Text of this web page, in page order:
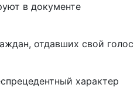
в документе
отдавших свой голос
характер